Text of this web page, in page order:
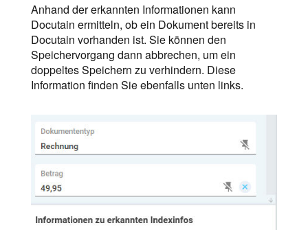
Anhand der erkannten Informationen kann
Docutain ermitteln, ob ein Dokument bereits in
Docutain vorhanden ist. Sie können den
Speichervorgang dann abbrechen, um ein
doppeltes Speichern zu verhindern. Diese
Information finden Sie ebenfalls unten links.